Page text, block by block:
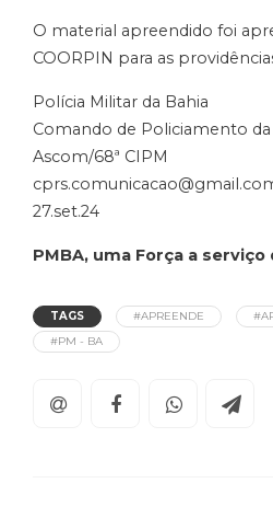
O material apreendido foi
COORPIN para as
Polícia Militar da Bahia
Comando de Policiamento da
Ascom/68ª CIPM
27.set.24
PMBA, uma Força a serviço
TAGS #APREENDE
#PM - BA